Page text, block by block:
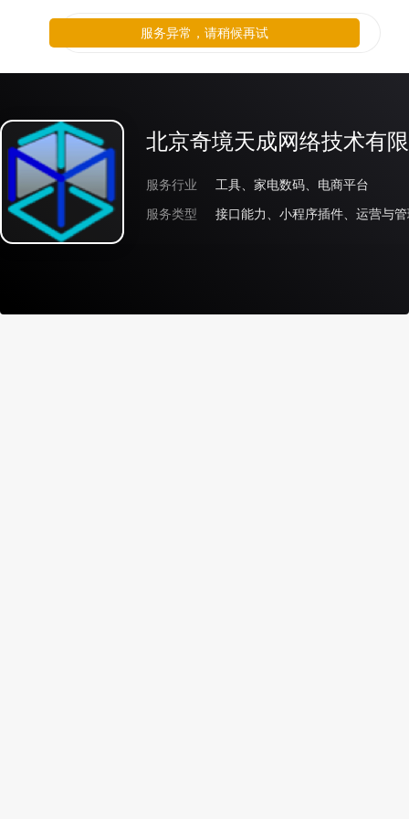
北京奇境天成网络技术有
服务行业
工具、家电数码、电商平台
服务类型
接口能力、小程序插件、运营与
服务异常，请稍候再试